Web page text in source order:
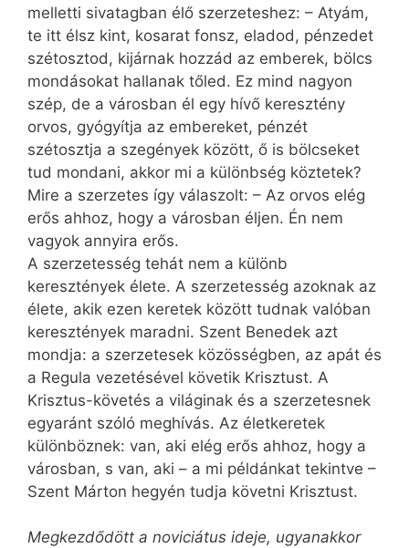
melletti sivatagban élő szerzeteshez: – Atyám,
te itt élsz kint, kosarat fonsz, eladod, pénzedet
szétosztod, kijárnak hozzád az emberek, bölcs
mondásokat hallanak tőled. Ez mind nagyon
szép, de a városban él egy hívő keresztény
orvos, gyógyítja az embereket, pénzét
szétosztja a szegények között, ő is bölcseket
tud mondani, akkor mi a különbség köztetek?
Mire a szerzetes így válaszolt: – Az orvos elég
erős ahhoz, hogy a városban éljen. Én nem
vagyok annyira erős.
A szerzetesség tehát nem a különb
keresztények élete. A szerzetesség azoknak az
élete, akik ezen keretek között tudnak valóban
keresztények maradni. Szent Benedek azt
mondja: a szerzetesek közösségben, az apát és
a Regula vezetésével követik Krisztust. A
Krisztus-követés a világinak és a szerzetesnek
egyaránt szóló meghívás. Az életkeretek
különböznek: van, aki elég erős ahhoz, hogy a
városban, s van, aki – a mi példánkat tekintve –
Szent Márton hegyén tudja követni Krisztust.
Megkezdődött a noviciátus ideje, ugyanakkor